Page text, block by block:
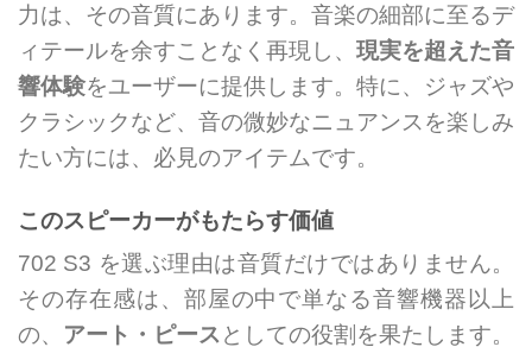
力は、その音質にあります。音楽の細部に至るデ
ィテールを余すことなく再現し、 現実を超えた音
響体験をユーザーに提供します。特に、ジャズや
クラシックなど、音の微妙なニュアンスを楽しみ
たい方には、必見のアイテムです。
このスピーカーがもたらす価値
702 S3 を選ぶ理由は音質だけではありません。
その存在感は、部屋の中で単なる音響機器以上
の、 アート・ピース としての役割を果たします。